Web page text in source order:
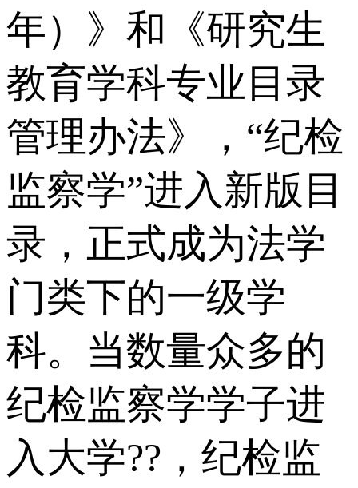
年）》和《研究生
教育学科专业目录
管理办法》，“纪检
监察学”进入新版目
录，正式成为法学
门类下的一级学
科。当数量众多的
纪检监察学学子进
入大学??，纪检监